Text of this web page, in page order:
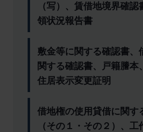
（写）、賃借地境界確認
領状況報告書
敷金等に関する確認書、
関する確認書、戸籍謄本
住居表示変更証明
借地権の使用貸借に関す
（その１・その２）、工